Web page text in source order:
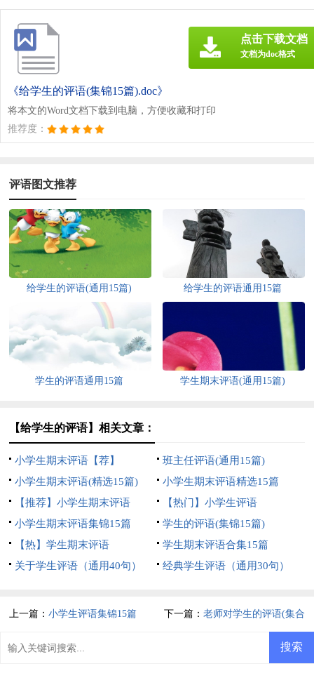
《给学生的评语(集锦15篇).doc》
将本文的Word文档下载到电脑，方便收藏和打印
推荐度：
点击下载文档
文档为doc格式
评语图文推荐
给学生的评语(通用15篇) 给学生的评语通用15篇
学生的评语通用15篇 学生期末评语(通用15篇)
【给学生的评语】相关文章：
小学生期末评语【荐】
班主任评语(通用15篇)
小学生期末评语(精选15篇)
小学生期末评语精选15篇
【推荐】小学生期末评语
【热门】小学生评语
小学生期末评语集锦15篇
学生的评语(集锦15篇)
【热】学生期末评语
学生期末评语合集15篇
关于学生评语（通用40句）
经典学生评语（通用30句）
上一篇：小学生评语集锦15篇 下一篇： 老师对学生的评语(集合